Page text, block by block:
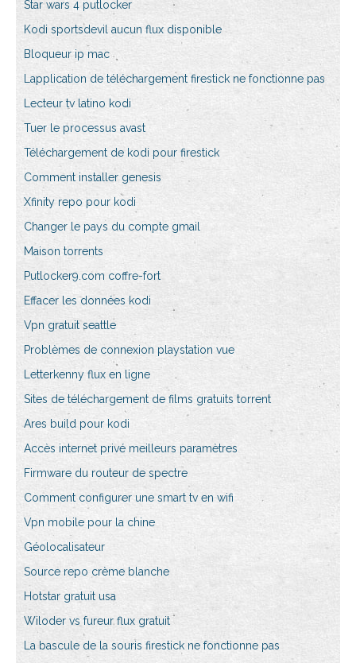
Star wars 4 putlocker
Kodi sportsdevil aucun flux disponible
Bloqueur ip mac
Lapplication de téléchargement firestick ne fonctionne pas
Lecteur tv latino kodi
Tuer le processus avast
Téléchargement de kodi pour firestick
Comment installer genesis
Xfinity repo pour kodi
Changer le pays du compte gmail
Maison torrents
Putlocker9.com coffre-fort
Effacer les données kodi
Vpn gratuit seattle
Problèmes de connexion playstation vue
Letterkenny flux en ligne
Sites de téléchargement de films gratuits torrent
Ares build pour kodi
Accès internet privé meilleurs paramètres
Firmware du routeur de spectre
Comment configurer une smart tv en wifi
Vpn mobile pour la chine
Géolocalisateur
Source repo crème blanche
Hotstar gratuit usa
Wiloder vs fureur flux gratuit
La bascule de la souris firestick ne fonctionne pas